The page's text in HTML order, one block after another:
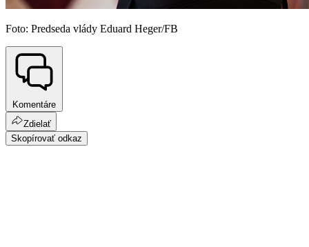
Foto: Predseda vlády Eduard Heger/FB
Komentáre
Zdielať
Skopírovať odkaz